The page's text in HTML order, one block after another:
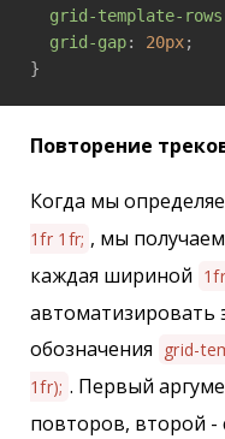
grid-template-rows
grid-gap: 20px;
Повторение
Когда мы
1fr 1fr; , мы
каждая шириной 1fr
автоматизировать
обозначения grid-
1fr); . Первый
повторов, второй -